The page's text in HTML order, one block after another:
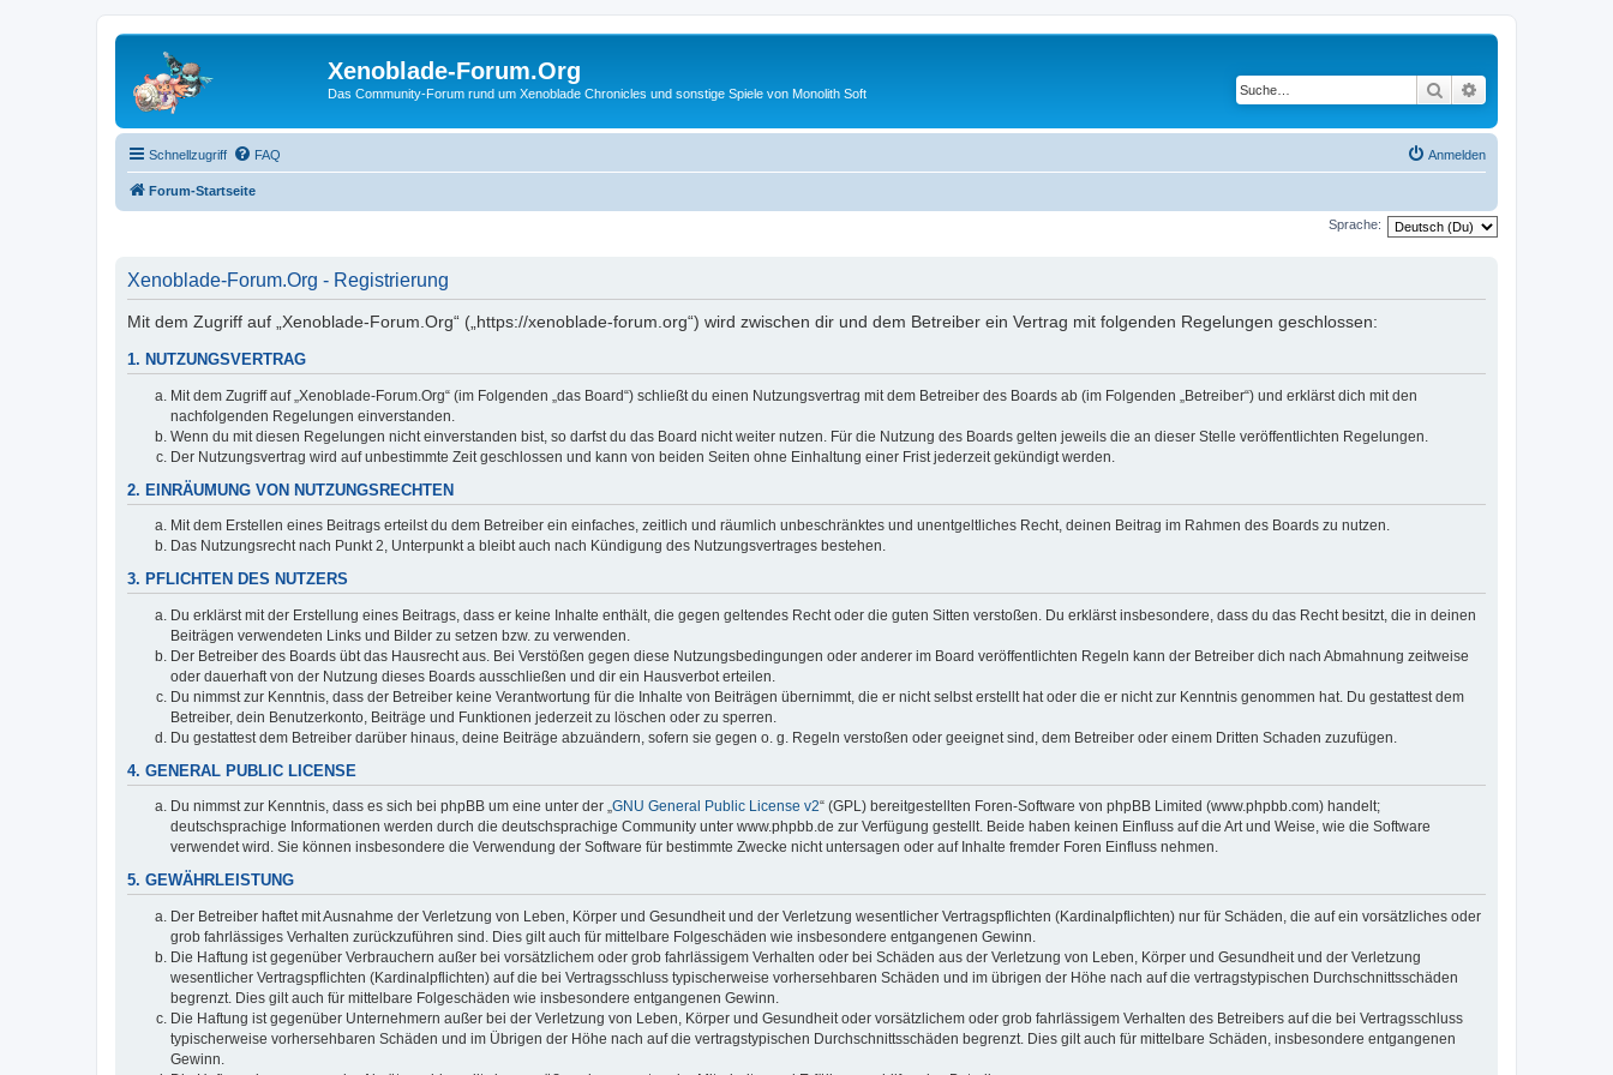
Xenoblade-Forum.Org
Das Community-Forum rund um Xenoblade Chronicles und sonstige Spiele von Monolith Soft Suche
Schnellzugriff FAQ Anmelden
Forum-Startseite
Sprache:
Xenoblade-Forum.Org - Registrierung
Mit dem Zugriff auf „Xenoblade-Forum.Org“ („https://xenoblade-forum.org“) wird zwischen dir und dem Betreiber ein Vertrag mit folgenden Regelungen geschlossen:
1. NUTZUNGSVERTRAG
Mit dem Zugriff auf „Xenoblade-Forum.Org“ (im Folgenden „das Board“) schließt du einen Nutzungsvertrag mit dem Betreiber des Boards ab (im Folgenden „Betreiber“) und erklärst dich mit den
nachfolgenden Regelungen einverstanden.
Wenn du mit diesen Regelungen nicht einverstanden bist, so darfst du das Board nicht weiter nutzen. Für die Nutzung des Boards gelten jeweils die an dieser Stelle veröffentlichten Regelungen.
Der Nutzungsvertrag wird auf unbestimmte Zeit geschlossen und kann von beiden Seiten ohne Einhaltung einer Frist jederzeit gekündigt werden.
2. EINRÄUMUNG VON NUTZUNGSRECHTEN
Mit dem Erstellen eines Beitrags erteilst du dem Betreiber ein einfaches, zeitlich und räumlich unbeschränktes und unentgeltliches Recht, deinen Beitrag im Rahmen des Boards zu nutzen.
Das Nutzungsrecht nach Punkt 2, Unterpunkt a bleibt auch nach Kündigung des Nutzungsvertrages bestehen.
3. PFLICHTEN DES NUTZERS
Du erklärst mit der Erstellung eines Beitrags, dass er keine Inhalte enthält, die gegen geltendes Recht oder die guten Sitten verstoßen. Du erklärst insbesondere, dass du das Recht besitzt, die in deinen
Beiträgen verwendeten Links und Bilder zu setzen bzw. zu verwenden.
Der Betreiber des Boards übt das Hausrecht aus. Bei Verstößen gegen diese Nutzungsbedingungen oder anderer im Board veröffentlichten Regeln kann der Betreiber dich nach Abmahnung zeitweise
oder dauerhaft von der Nutzung dieses Boards ausschließen und dir ein Hausverbot erteilen.
Du nimmst zur Kenntnis, dass der Betreiber keine Verantwortung für die Inhalte von Beiträgen übernimmt, die er nicht selbst erstellt hat oder die er nicht zur Kenntnis genommen hat. Du gestattest dem
Betreiber, dein Benutzerkonto, Beiträge und Funktionen jederzeit zu löschen oder zu sperren.
Du gestattest dem Betreiber darüber hinaus, deine Beiträge abzuändern, sofern sie gegen o. g. Regeln verstoßen oder geeignet sind, dem Betreiber oder einem Dritten Schaden zuzufügen.
4. GENERAL PUBLIC LICENSE
Du nimmst zur Kenntnis, dass es sich bei phpBB um eine unter der „GNU General Public License v2“ (GPL) bereitgestellten Foren-Software von phpBB Limited (www.phpbb.com) handelt;
deutschsprachige Informationen werden durch die deutschsprachige Community unter www.phpbb.de zur Verfügung gestellt. Beide haben keinen Einfluss auf die Art und Weise, wie die Software
verwendet wird. Sie können insbesondere die Verwendung der Software für bestimmte Zwecke nicht untersagen oder auf Inhalte fremder Foren Einfluss nehmen.
5. GEWÄHRLEISTUNG
Der Betreiber haftet mit Ausnahme der Verletzung von Leben, Körper und Gesundheit und der Verletzung wesentlicher Vertragspflichten (Kardinalpflichten) nur für Schäden, die auf ein vorsätzliches oder
grob fahrlässiges Verhalten zurückzuführen sind. Dies gilt auch für mittelbare Folgeschäden wie insbesondere entgangenen Gewinn.
Die Haftung ist gegenüber Verbrauchern außer bei vorsätzlichem oder grob fahrlässigem Verhalten oder bei Schäden aus der Verletzung von Leben, Körper und Gesundheit und der Verletzung
wesentlicher Vertragspflichten (Kardinalpflichten) auf die bei Vertragsschluss typischerweise vorhersehbaren Schäden und im übrigen der Höhe nach auf die vertragstypischen Durchschnittsschäden
begrenzt. Dies gilt auch für mittelbare Folgeschäden wie insbesondere entgangenen Gewinn.
Die Haftung ist gegenüber Unternehmern außer bei der Verletzung von Leben, Körper und Gesundheit oder vorsätzlichem oder grob fahrlässigem Verhalten des Betreibers auf die bei Vertragsschluss
typischerweise vorhersehbaren Schäden und im Übrigen der Höhe nach auf die vertragstypischen Durchschnittsschäden begrenzt. Dies gilt auch für mittelbare Schäden, insbesondere entgangenen
Gewinn.